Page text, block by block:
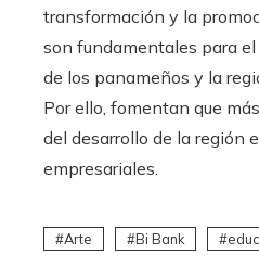
transformación y la
son fundamentales para
de los panameños y la
Por ello, fomentan que
del desarrollo de la región
empresariales.
Arte Bi Bank